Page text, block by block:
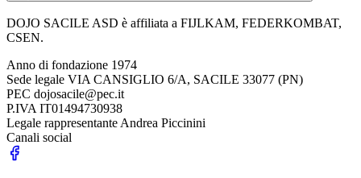
DOJO SACILE ASD è affiliata a FIJLKAM, FEDERKOMBAT,
CSEN.
Anno di fondazione 1974
Sede legale VIA CANSIGLIO 6/A, SACILE 33077 (PN)
PEC dojosacile@pec.it
P.IVA IT01494730938
Legale rappresentante Andrea Piccinini
Canali social